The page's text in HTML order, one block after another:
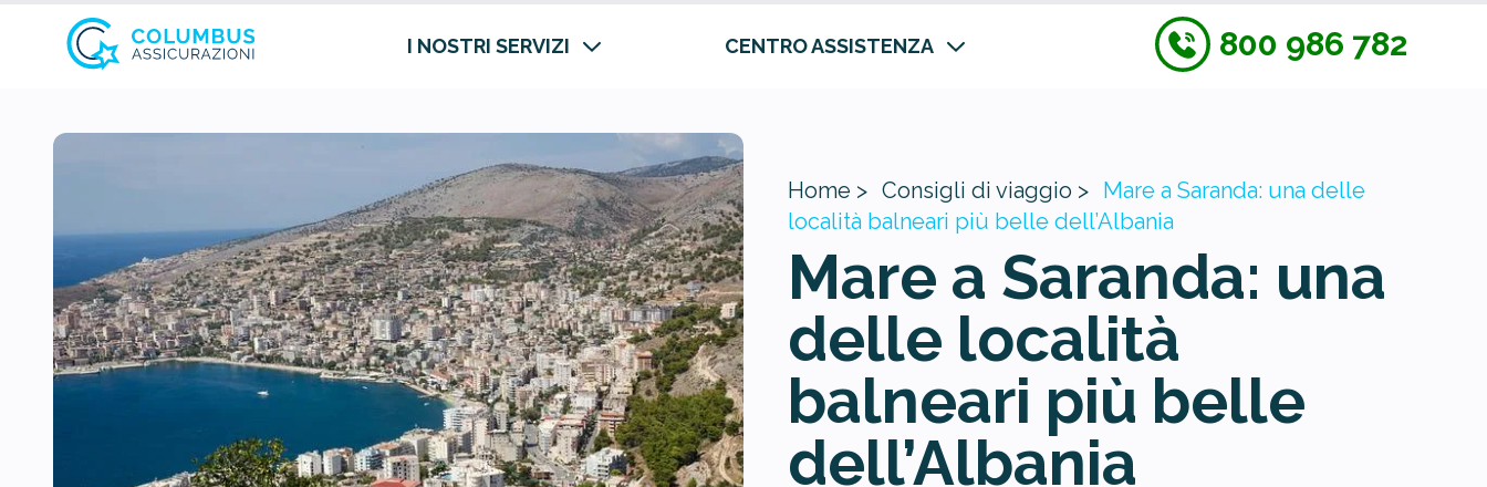
I NOSTRI SERVIZI CENTRO ASSISTENZA 800 986 782
Home > Consigli di viaggio > Mare a Saranda: una delle
località balneari più belle dell’Albania
Mare a Saranda: una
delle località
balneari più belle
dell’Albania